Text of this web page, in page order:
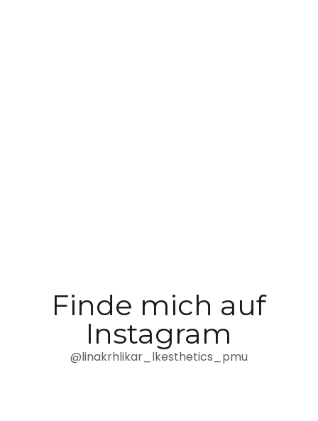
Finde mich auf
Instagram
@linakrhlikar_lkesthetics_pmu